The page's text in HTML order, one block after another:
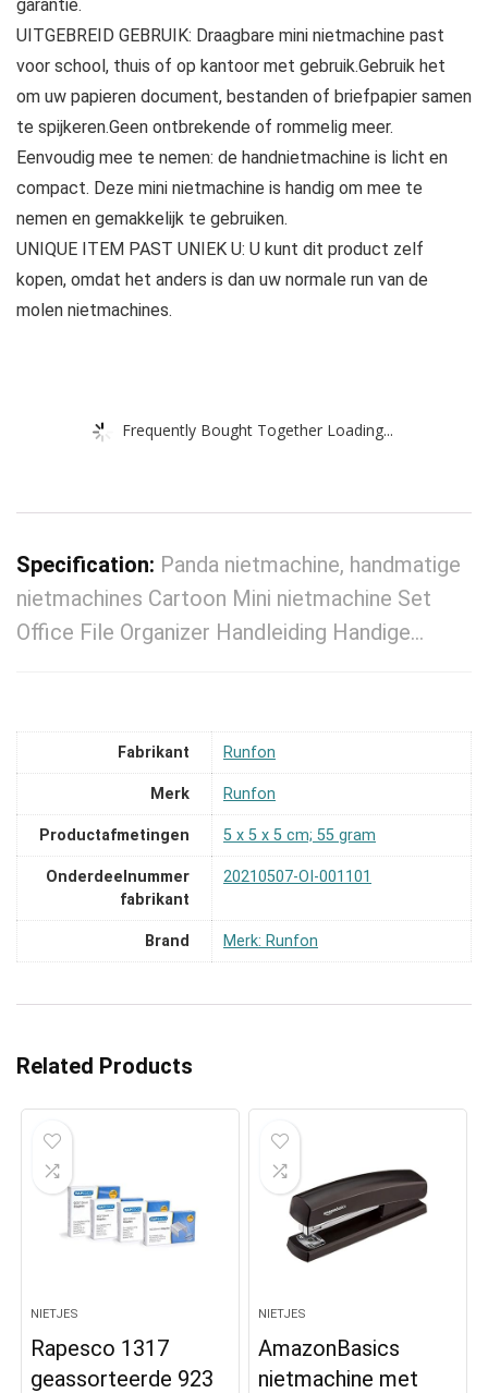
garantie.
UITGEBREID GEBRUIK: Draagbare mini nietmachine past
voor school, thuis of op kantoor met gebruik.Gebruik het
om uw papieren document, bestanden of briefpapier samen
te spijkeren.Geen ontbrekende of rommelig meer.
Eenvoudig mee te nemen: de handnietmachine is licht en
compact. Deze mini nietmachine is handig om mee te
nemen en gemakkelijk te gebruiken.
UNIQUE ITEM PAST UNIEK U: U kunt dit product zelf
kopen, omdat het anders is dan uw normale run van de
molen nietmachines.
Frequently Bought Together Loading...
Specification: Panda nietmachine, handmatige
nietmachines Cartoon Mini nietmachine Set
Office File Organizer Handleiding Handige…
Fabrikant ‎Runfon
Merk ‎Runfon
Productafmetingen ‎5 x 5 x 5 cm; 55 gram
Onderdeelnummer
fabrikant
‎20210507-OI-001101
Brand Merk: Runfon
Related Products
NIETJES
Rapesco 1317
geassorteerde 923
NIETJES
AmazonBasics
nietmachine met